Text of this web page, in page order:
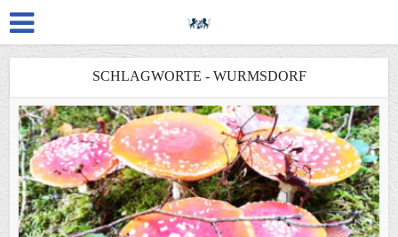
SCHLAGWORTE - WURMSDORF